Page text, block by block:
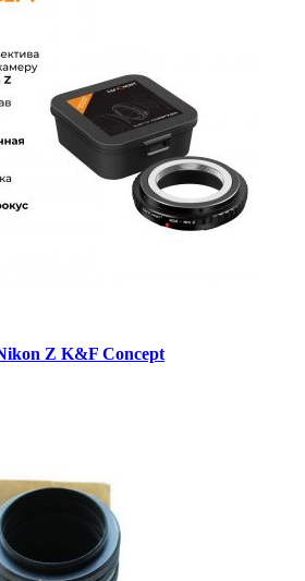
Z K&F Concept